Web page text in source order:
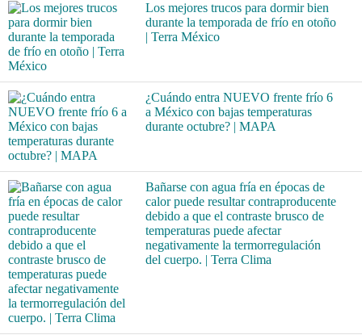
Los mejores trucos para dormir bien
durante la temporada de frío en otoño
| Terra México
¿Cuándo entra NUEVO frente frío 6
a México con bajas temperaturas
durante octubre? | MAPA
Bañarse con agua fría en épocas de
calor puede resultar contraproducente
debido a que el contraste brusco de
temperaturas puede afectar
negativamente la termorregulación
del cuerpo. | Terra Clima